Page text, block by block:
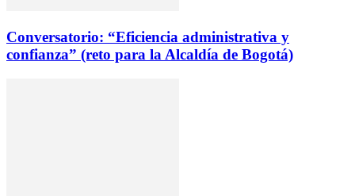
Conversatorio: “Eficiencia administrativa y
confianza” (reto para la Alcaldía de Bogotá)